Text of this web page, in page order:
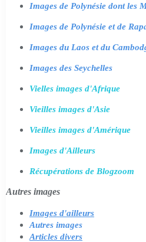
Images de Polynésie dont les
Images de Polynésie et de
Images du Laos et du
Images des Seychelles
Vielles images d'Afrique
Vieilles images d'Asie
Vieilles images d'Amérique
Images d'Ailleurs
Récupérations de Blogzoom
Autres images
Images d'ailleurs
Autres images
Articles divers